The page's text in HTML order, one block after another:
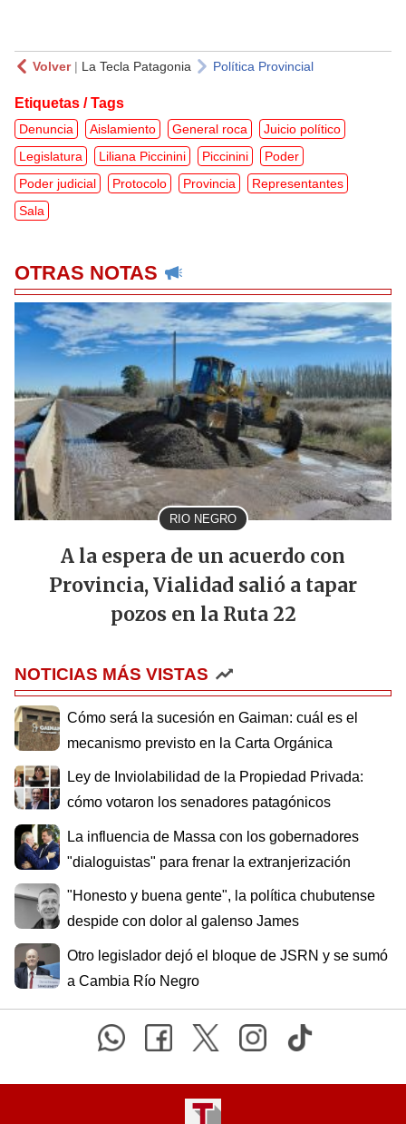
Volver| La Tecla Patagonia Política Provincial
Etiquetas / Tags
Denuncia Aislamiento General roca
Juicio político
Legislatura
Liliana Piccinini Piccinini
Poder
Poder judicial
Protocolo Provincia
Representantes
Sala
OTRAS NOTAS
RIO NEGRO
A la espera de un acuerdo con
Provincia, Vialidad salió a tapar
pozos en la Ruta 22
NOTICIAS MÁS VISTAS
Cómo será la sucesión en Gaiman: cuál es el
mecanismo previsto en la Carta Orgánica
Ley de Inviolabilidad de la Propiedad Privada:
cómo votaron los senadores patagónicos
La influencia de Massa con los gobernadores
"dialoguistas" para frenar la extranjerización
"Honesto y buena gente", la política chubutense
despide con dolor al galenso James
Otro legislador dejó el bloque de JSRN y se sumó
a Cambia Río Negro